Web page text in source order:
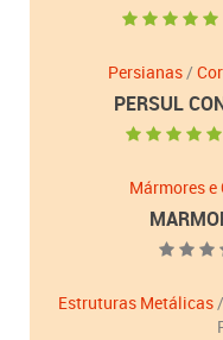
Persianas/
PERSUL
Mármores
Estruturas Metálicas/